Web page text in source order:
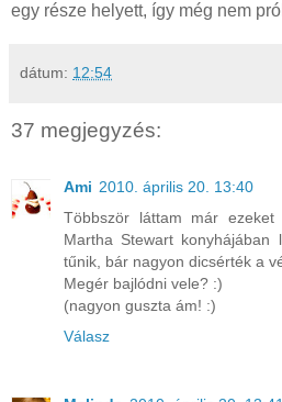
egy része helyett, így még nem
dátum: 12:54
37 megjegyzés:
Ami 2010. április 20. 13:40
Többször láttam már
Martha Stewart konyhájában
tűnik, bár nagyon dicsérték a
Megér bajlódni vele? :)
(nagyon guszta ám! :)
Válasz